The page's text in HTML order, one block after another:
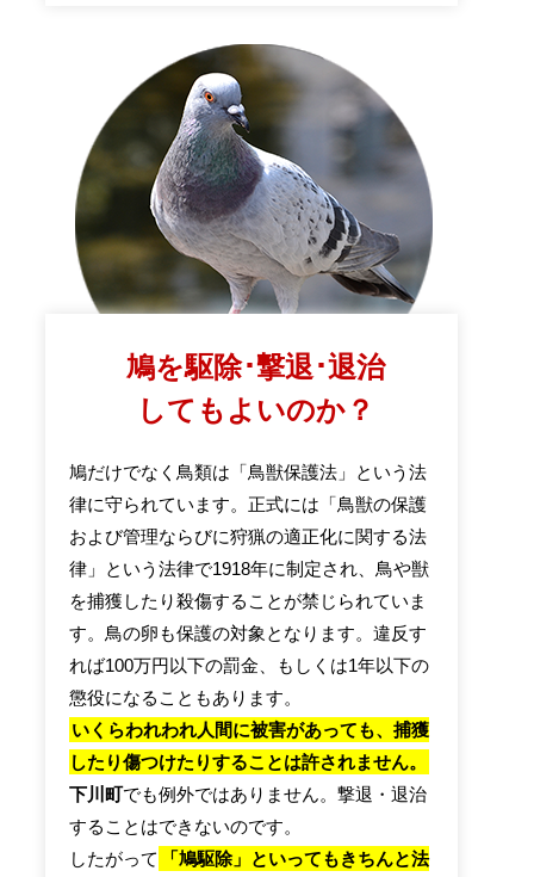
鳩を駆除･撃退･退治
してもよいのか？
鳩だけでなく鳥類は「鳥獣保護法」という法
律に守られています。正式には「鳥獣の保護
および管理ならびに狩猟の適正化に関する法
律」という法律で1918年に制定され、鳥や獣
を捕獲したり殺傷することが禁じられていま
す。鳥の卵も保護の対象となります。違反す
れば100万円以下の罰金、もしくは1年以下の
懲役になることもあります。
いくらわれわれ人間に被害があっても、捕獲
したり傷つけたりすることは許されません。
下川町でも例外ではありません。撃退・退治
することはできないのです。
したがって
「鳩駆除」といってもきちんと法